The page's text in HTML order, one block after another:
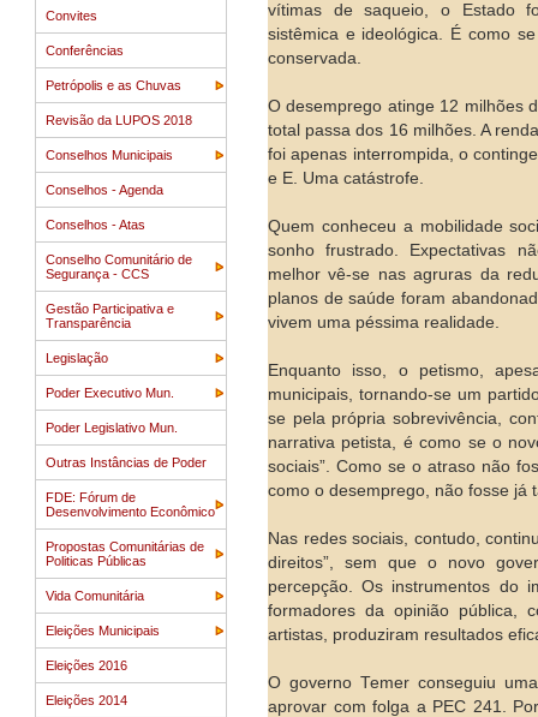
Convites
Conferências
Petrópolis e as Chuvas
Revisão da LUPOS 2018
Conselhos Municipais
Conselhos - Agenda
Conselhos - Atas
Conselho Comunitário de
Segurança - CCS
Gestão Participativa e
Transparência
Legislação
Poder Executivo Mun.
Poder Legislativo Mun.
Outras Instâncias de Poder
FDE: Fórum de
Desenvolvimento Econômico
Propostas Comunitárias de
Politicas Públicas
Vida Comunitária
Eleições Municipais
Eleições 2016
Eleições 2014
vítimas de saqueio, o Estado
sistêmica e ideológica. É como
conservada.
O desemprego atinge 12 milhões
total passa dos 16 milhões. A
foi apenas interrompida, o
e E. Uma catástrofe.
Quem conheceu a mobilidade
sonho frustrado. Expectativas
melhor vê-se nas agruras da
planos de saúde foram
vivem uma péssima realidade.
Enquanto isso, o petismo,
municipais, tornando-se um
se pela própria sobrevivência,
narrativa petista, é como se o
sociais”. Como se o atraso não
como o desemprego, não fosse já
Nas redes sociais, contudo,
direitos”, sem que o novo
percepção. Os instrumentos do
formadores da opinião pública,
artistas, produziram resultados
O governo Temer conseguiu
aprovar com folga a PEC 241.